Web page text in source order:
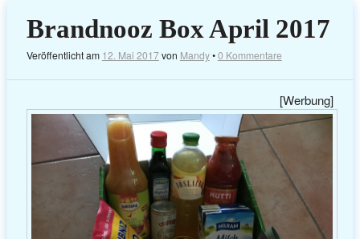
Brandnooz Box April 2017
Veröffentlicht am 12. Mai 2017von Mandy•0 Kommentare
[Werbung]